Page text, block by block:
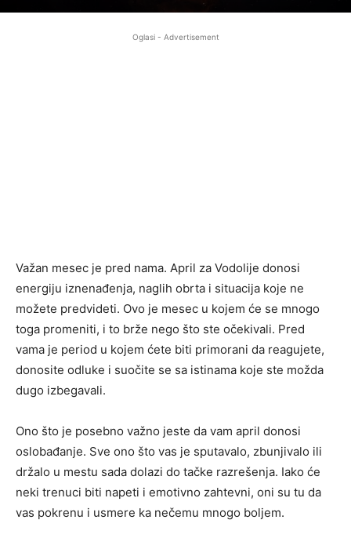
Oglasi - Advertisement
Važan mesec je pred nama. April za Vodolije donosi
energiju iznenađenja, naglih obrta i situacija koje ne
možete predvideti. Ovo je mesec u kojem će se mnogo
toga promeniti, i to brže nego što ste očekivali. Pred
vama je period u kojem ćete biti primorani da reagujete,
donosite odluke i suočite se sa istinama koje ste možda
dugo izbegavali.
Ono što je posebno važno jeste da vam april donosi
oslobađanje. Sve ono što vas je sputavalo, zbunjivalo ili
držalo u mestu sada dolazi do tačke razrešenja. Iako će
neki trenuci biti napeti i emotivno zahtevni, oni su tu da
vas pokrenu i usmere ka nečemu mnogo boljem.